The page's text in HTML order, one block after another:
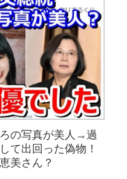
の写真が美人→過
て出回った偽物！
美さん？